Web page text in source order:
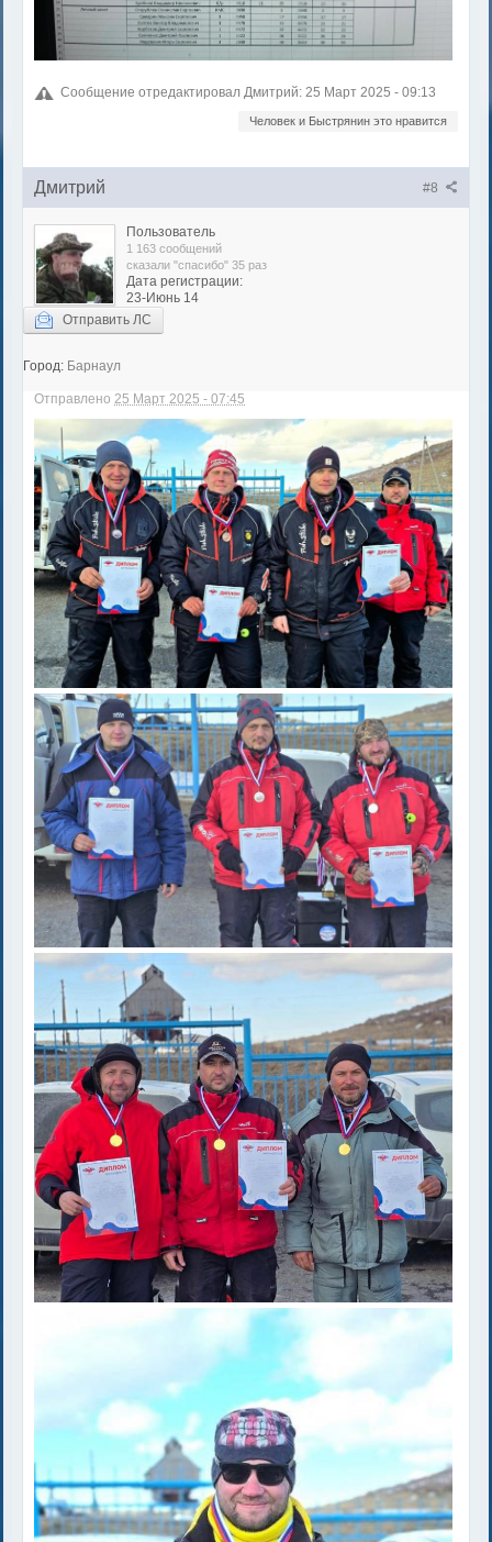
Сообщение отредактировал Дмитрий: 25 Март 2025 - 09:13
Человек и Быстрянин это нравится
#8
Дмитрий
Пользователь
1 163 сообщений
сказали "спасибо" 35 раз
Дата регистрации:
23-Июнь 14
Отправить ЛС
Город: Барнаул
Отправлено 25 Март 2025 - 07:45